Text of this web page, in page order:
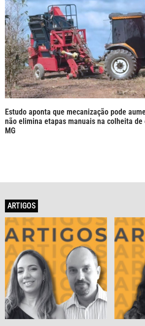
Estudo aponta que mecanização pode
não elimina etapas manuais na colheita de
MG
ARTIGOS